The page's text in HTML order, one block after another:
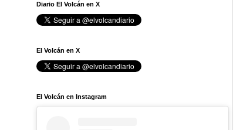
Diario El Volcán en X
El Volcán en X
El Volcán en Instagram